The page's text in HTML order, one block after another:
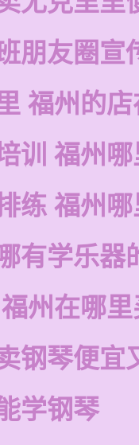
朋友圈宣
福州的
训 福州
练 福州
有学乐器
州在哪
钢琴便宜
学钢琴